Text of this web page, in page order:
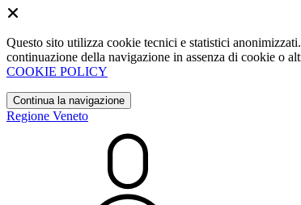
Questo sito utilizza cookie tecnici e statistici
continuazione della navigazione in assenza di cookie o
COOKIE POLICY
Continua la navigazione
Regione Veneto